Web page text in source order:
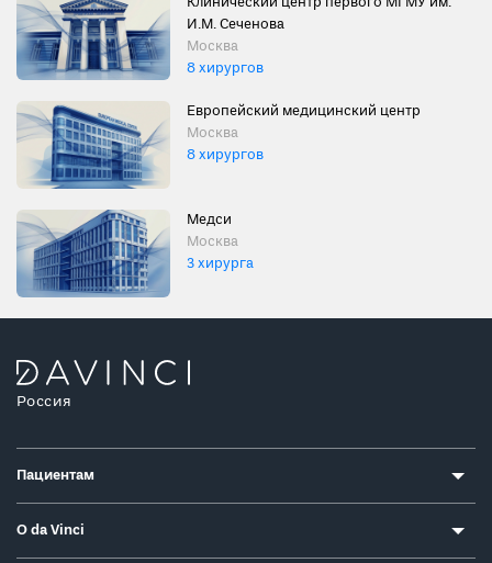
И.М. Сеченова
Москва
8 хирургов
Европейский медицинский центр
Москва
8 хирургов
Медси
Москва
3 хирурга
Россия
Пациентам
О da Vinci